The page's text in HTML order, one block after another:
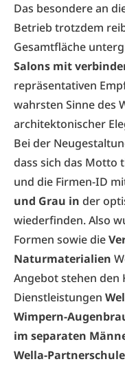
Das besondere an
Betrieb trotzdem
Gesamtfläche
Salons mit
repräsentativen
wahrsten Sinne des
architektonischer
Bei der
dass sich das Motto
und die Firmen-ID
und Grau in der
wiederfinden. Also
Formen sowie die
Naturmaterialien
Angebot stehen den
Dienstleistungen
Wimpern-
im separaten
Wella-Partnerschule